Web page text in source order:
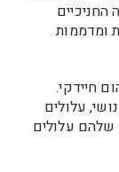
ומדממות
חיידקי.
עלולים
שלהם עלולים